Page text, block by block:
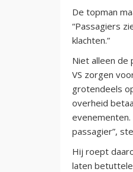
De topman
“Passagiers
klachten.”
Niet alleen de
VS zorgen
grotendeels
overheid
passagier”,
Hij roept
laten